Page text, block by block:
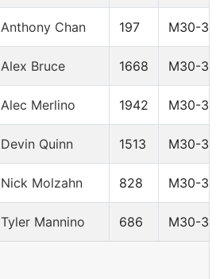
Anthony Chan 197 M30-34
Alex Bruce 1668 M30-34
Alec Merlino 1942 M30-34
Devin Quinn 1513 M30-34
Nick Molzahn 828 M30-34
Tyler Mannino 686 M30-34